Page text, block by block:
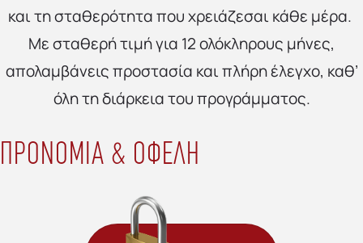
και τη σταθερότητα που χρειάζεσαι κάθε μέρα.
Με σταθερή τιμή για 12 ολόκληρους μήνες,
απολαμβάνεις προστασία και πλήρη έλεγχο, καθ’
όλη τη διάρκεια του προγράμματος.
ΠΡΟΝΟΜΙΑ & ΟΦΕΛΗ